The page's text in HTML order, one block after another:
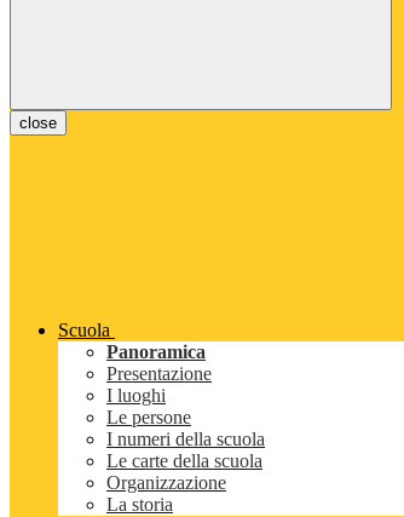
close
Scuola
Panoramica
Presentazione
I luoghi
Le persone
I numeri della scuola
Le carte della scuola
Organizzazione
La storia